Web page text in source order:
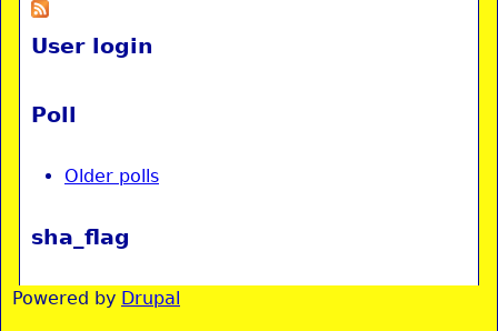
User login
Poll
Older polls
sha_flag
Powered by Drupal